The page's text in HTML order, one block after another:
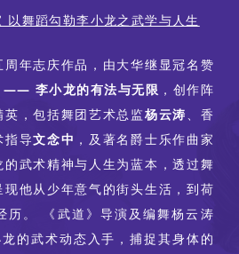
以舞蹈勾勒李小龙之武学与人生
周年志庆作品，由大华继显冠名赞
—— 李小龙的有法与无限 ，创作阵
，包括舞团艺术总监杨云涛、香
指导文念中 ，及著名爵士乐作曲家
的武术精神与人生为蓝本，透过舞
他从少年意气的街头生活，到荷
历。 《武道》导演及编舞杨云涛
的武术动态入手，捕捉其身体的